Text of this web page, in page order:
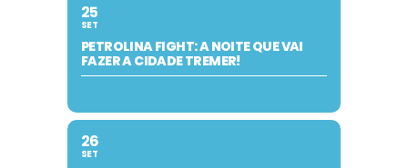
25
SET
PETROLINA FIGHT: A NOITE QUE VAI
FAZER A CIDADE TREMER!
26
SET